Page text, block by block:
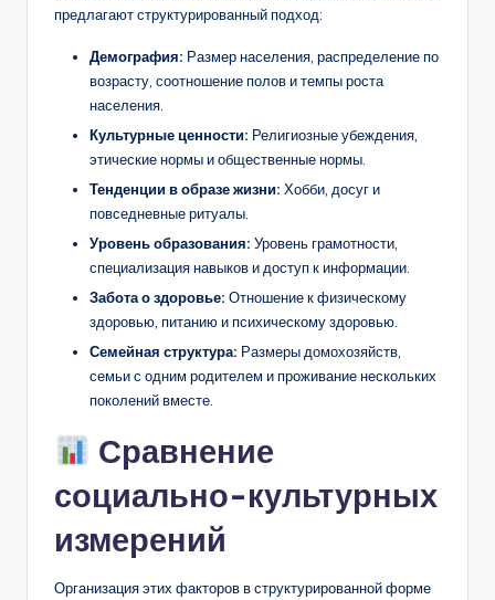
предлагают структурированный подход:
Демография: Размер населения, распределение по
возрасту, соотношение полов и темпы роста
населения.
Культурные ценности: Религиозные убеждения,
этические нормы и общественные нормы.
Тенденции в образе жизни: Хобби, досуг и
повседневные ритуалы.
Уровень образования: Уровень грамотности,
специализация навыков и доступ к информации.
Забота о здоровье: Отношение к физическому
здоровью, питанию и психическому здоровью.
Семейная структура: Размеры домохозяйств,
семьи с одним родителем и проживание нескольких
поколений вместе.
Сравнение
социально-культурных
измерений
Организация этих факторов в структурированной форме